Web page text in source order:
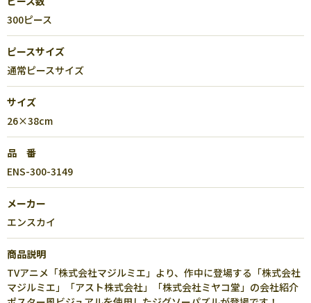
300ピース
ピースサイズ
通常ピースサイズ
サイズ
26×38cm
品 番
ENS-300-3149
メーカー
エンスカイ
商品説明
TVアニメ「株式会社マジルミエ」より、作中に登場する「株式会社
マジルミエ」「アスト株式会社」「株式会社ミヤコ堂」の会社紹介